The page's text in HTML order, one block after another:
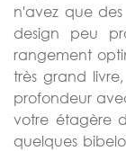
n'avez que
design peu
rangement
très grand
profondeur
votre étagère
quelques